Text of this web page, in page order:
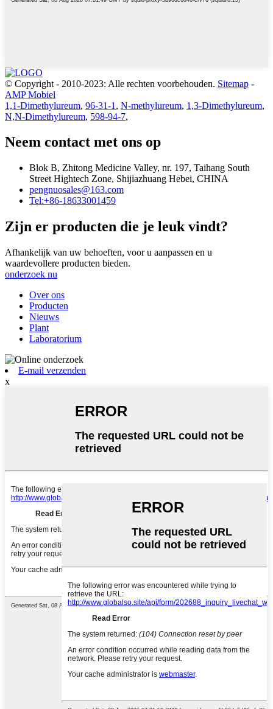
© Copyright - 2010-2023: Alle rechten voorbehouden. Sitemap -
AMP Mobiel
1,1-Dimethylureum, 96-31-1 , N-methylureum, 1,3-Dimethylureum,
N,N-Dimethylureum, 598-94-7,
Neem contact met ons op
Blok B, Zhitong Medicine Valley, nr. 197, Taihang South
Street Hightech Zone, Shijiazhuang Hebei, CHINA
pengnuosales@163.com
Tel:+86-18633001459
Zijn er producten die je leuk vindt?
Afhankelijk van uw behoeften, voor u aanpassen en u
waardevollere producten bieden.
onderzoek nu
Over ons
Producten
Nieuws
Plant
Laboratorium
E-mail verzenden
x